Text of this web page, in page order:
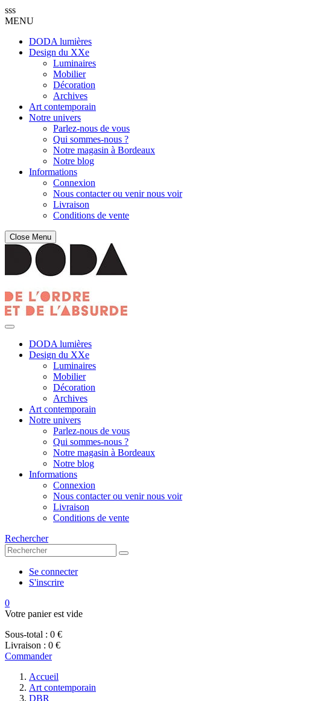
sss
MENU
DODA lumières
Design du XXe
Luminaires
Mobilier
Décoration
Archives
Art contemporain
Notre univers
Parlez-nous de vous
Qui sommes-nous ?
Notre magasin à Bordeaux
Notre blog
Informations
Connexion
Nous contacter ou venir nous voir
Livraison
Conditions de vente
Close Menu
DODA lumières
Design du XXe
Luminaires
Mobilier
Décoration
Archives
Art contemporain
Notre univers
Parlez-nous de vous
Qui sommes-nous ?
Notre magasin à Bordeaux
Notre blog
Informations
Connexion
Nous contacter ou venir nous voir
Livraison
Conditions de vente
Rechercher
Se connecter
S'inscrire
0
Votre panier est vide
Sous-total : 0 €
Livraison : 0 €
Commander
Accueil
Art contemporain
DBR